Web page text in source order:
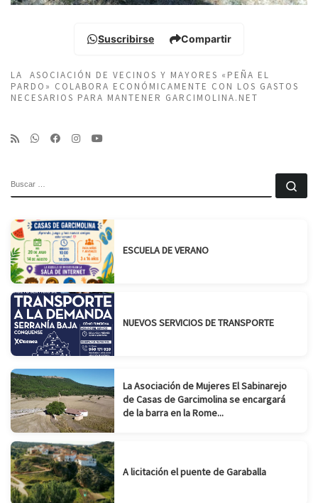
Suscribirse Compartir
LA ASOCIACIÓN DE VECINOS Y MAYORES «PEÑA EL
PARDO» COLABORA ECONÓMICAMENTE CON LOS GASTOS
NECESARIOS PARA MANTENER GARCIMOLINA.NET
ESCUELA DE VERANO
NUEVOS SERVICIOS DE TRANSPORTE
La Asociación de Mujeres El Sabinarejo
de Casas de Garcimolina se encargará
de la barra en la Rome...
A licitación el puente de Garaballa